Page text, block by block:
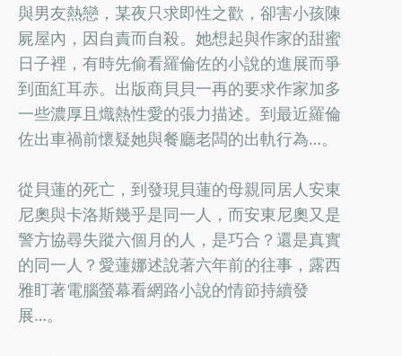
與男友熱戀，某夜只求即性之歡，卻害小孩陳
屍屋內，因自責而自殺。她想起與作家的甜蜜
日子裡，有時先偷看羅倫佐的小說的進展而爭
到面紅耳赤。出版商貝貝一再的要求作家加多
一些濃厚且熾熱性愛的張力描述。到最近羅倫
佐出車禍前懷疑她與餐廳老闆的出軌行為…。
從貝蓮的死亡，到發現貝蓮的母親同居人安東
尼奧與卡洛斯幾乎是同一人，而安東尼奧又是
警方協尋失蹤六個月的人，是巧合？還是真實
的同一人？愛蓮娜述說著六年前的往事，露西
雅盯著電腦螢幕看網路小說的情節持續發
展…。